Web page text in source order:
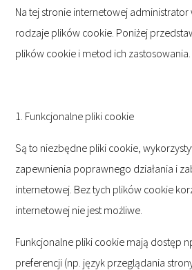
Na tej stronie internetowej
rodzaje plików cookie. Poniżej
plików cookie i metod ich zastosowania.
1. Funkcjonalne pliki cookie
Są to niezbędne pliki cookie,
zapewnienia poprawnego działania i
internetowej. Bez tych plików cookie
internetowej nie jest możliwe.
Funkcjonalne pliki cookie mają dostęp
preferencji (np. język przeglądania